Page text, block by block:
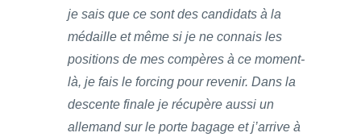
je sais que ce sont des candidats à la
médaille et même si je ne connais les
positions de mes compères à ce moment-
là, je fais le forcing pour revenir. Dans la
descente finale je récupère aussi un
allemand sur le porte bagage et j’arrive à